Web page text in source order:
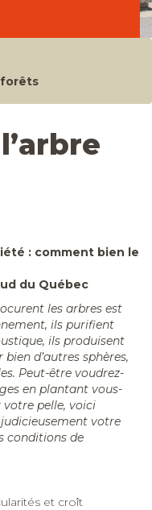
forêts
: comment bien le
du Québec
les arbres est
ils purifient
ils produisent
d’autres sphères,
Peut-être voudrez-
en plantant vous-
pelle, voici
votre
conditions de
et croît